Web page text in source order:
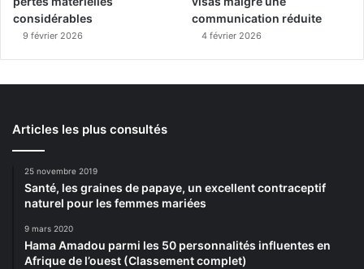
considérables
9 février 2026
communication réduite
4 février 2026
Articles les plus consultés
25 novembre 2019
Santé, les graines de papaye, un excellent contraceptif
naturel pour les femmes mariées
9 mars 2020
Hama Amadou parmi les 50 personnalités influentes en
Afrique de l’ouest (Classement complet)